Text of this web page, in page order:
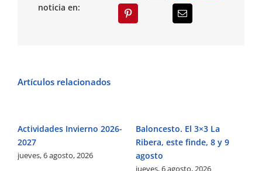
noticia en:
Artículos relacionados
Actividades Invierno 2026-
2027
jueves, 6 agosto, 2026
Baloncesto. El 3×3 La
Ribera, este finde, 8 y 9
agosto
jueves, 6 agosto, 2026